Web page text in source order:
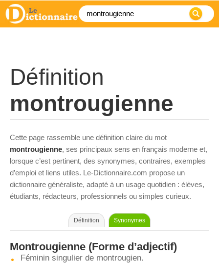
Définition
montrougienne
Cette page rassemble une définition claire du mot
montrougienne, ses principaux sens en français moderne et,
lorsque c’est pertinent, des synonymes, contraires, exemples
d’emploi et liens utiles. Le-Dictionnaire.com propose un
dictionnaire généraliste, adapté à un usage quotidien : élèves,
étudiants, rédacteurs, professionnels ou simples curieux.
Définition Synonymes
Montrougienne (Forme d’adjectif)
Féminin singulier de montrougien.